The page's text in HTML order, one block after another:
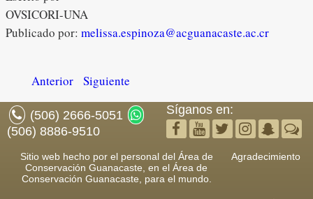
OVSICORI-UNA
Publicado por: melissa.espinoza@acguanacaste.ac.cr
Anterior Siguiente
(506) 2666-5051
(506) 8886-9510
Síganos en:
Sitio web hecho por el personal del Área de
Conservación Guanacaste, en el Área de
Conservación Guanacaste, para el mundo.
Agradecimiento